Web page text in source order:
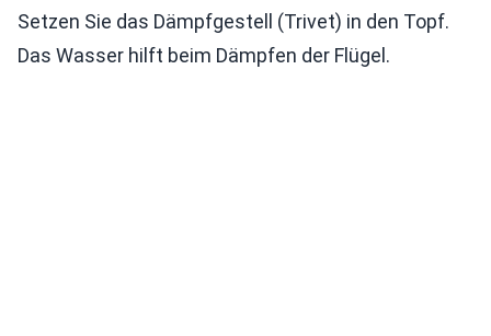
Setzen Sie das Dämpfgestell (Trivet) in den Topf.
Das Wasser hilft beim Dämpfen der Flügel.